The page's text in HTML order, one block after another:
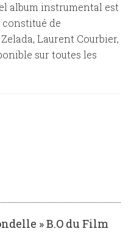
album instrumental est
constitué de
Laurent Courbier,
sur toutes les
» B.O du Film